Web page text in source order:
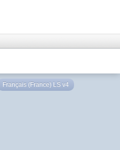
Français (France) LS v4